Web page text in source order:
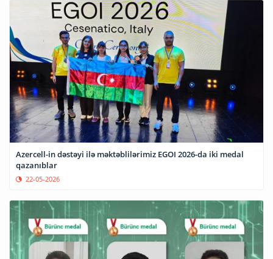
Azercell-in dəstəyi ilə məktəblilərimiz EGOI 2026-da iki medal
qazanıblar
22-05-2026